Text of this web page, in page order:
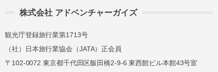
株式会社 アドベンチャーガイズ
観光庁登録旅行業第1713号
（社）日本旅行業協会（JATA）正会員
〒102-0072 東京都千代田区飯田橋2-9-6 東西館ビル本館43号室